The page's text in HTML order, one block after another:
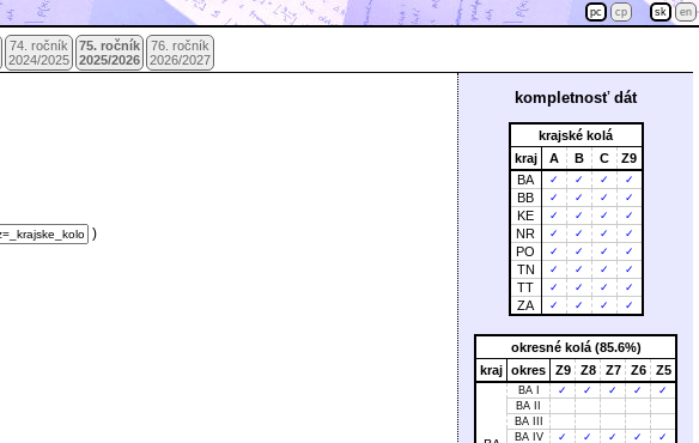
pc cp sk en
74. ročník
2024/2025
75. ročník
2025/2026
76. ročník
2026/2027
kompletnosť dát
krajské kolá
kraj
A B C
Z9
BA
✓ ✓ ✓ ✓
BB ✓ ✓ ✓ ✓
KE ✓ ✓ ✓ ✓
NR ✓ ✓ ✓ ✓
PO ✓ ✓ ✓ ✓
TN ✓ ✓ ✓ ✓
TT ✓ ✓ ✓ ✓
ZA ✓ ✓ ✓ ✓
okresné kolá (85.6%)
kraj okres Z9 Z8 Z7 Z6 Z5
BA I ✓ ✓ ✓ ✓
✓
BA II
BA III
BA IV
✓ ✓ ✓ ✓
✓
)